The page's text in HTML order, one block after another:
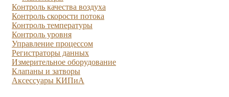
Контроль качества воздуха
Контроль скорости потока
Контроль температуры
Контроль уровня
Управление процессом
Регистраторы данных
Измерительное оборудование
Клапаны и затворы
Аксессуары КИПиА